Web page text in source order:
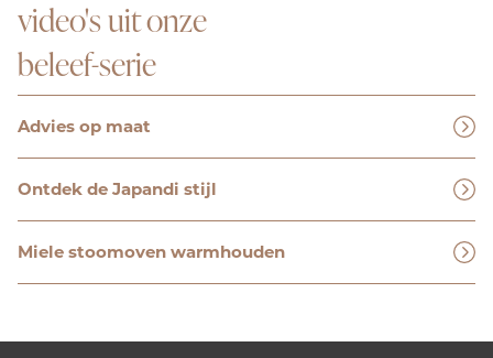
video's uit onze
beleef-serie
Advies op maat
Ontdek de Japandi stijl
Miele stoomoven warmhouden